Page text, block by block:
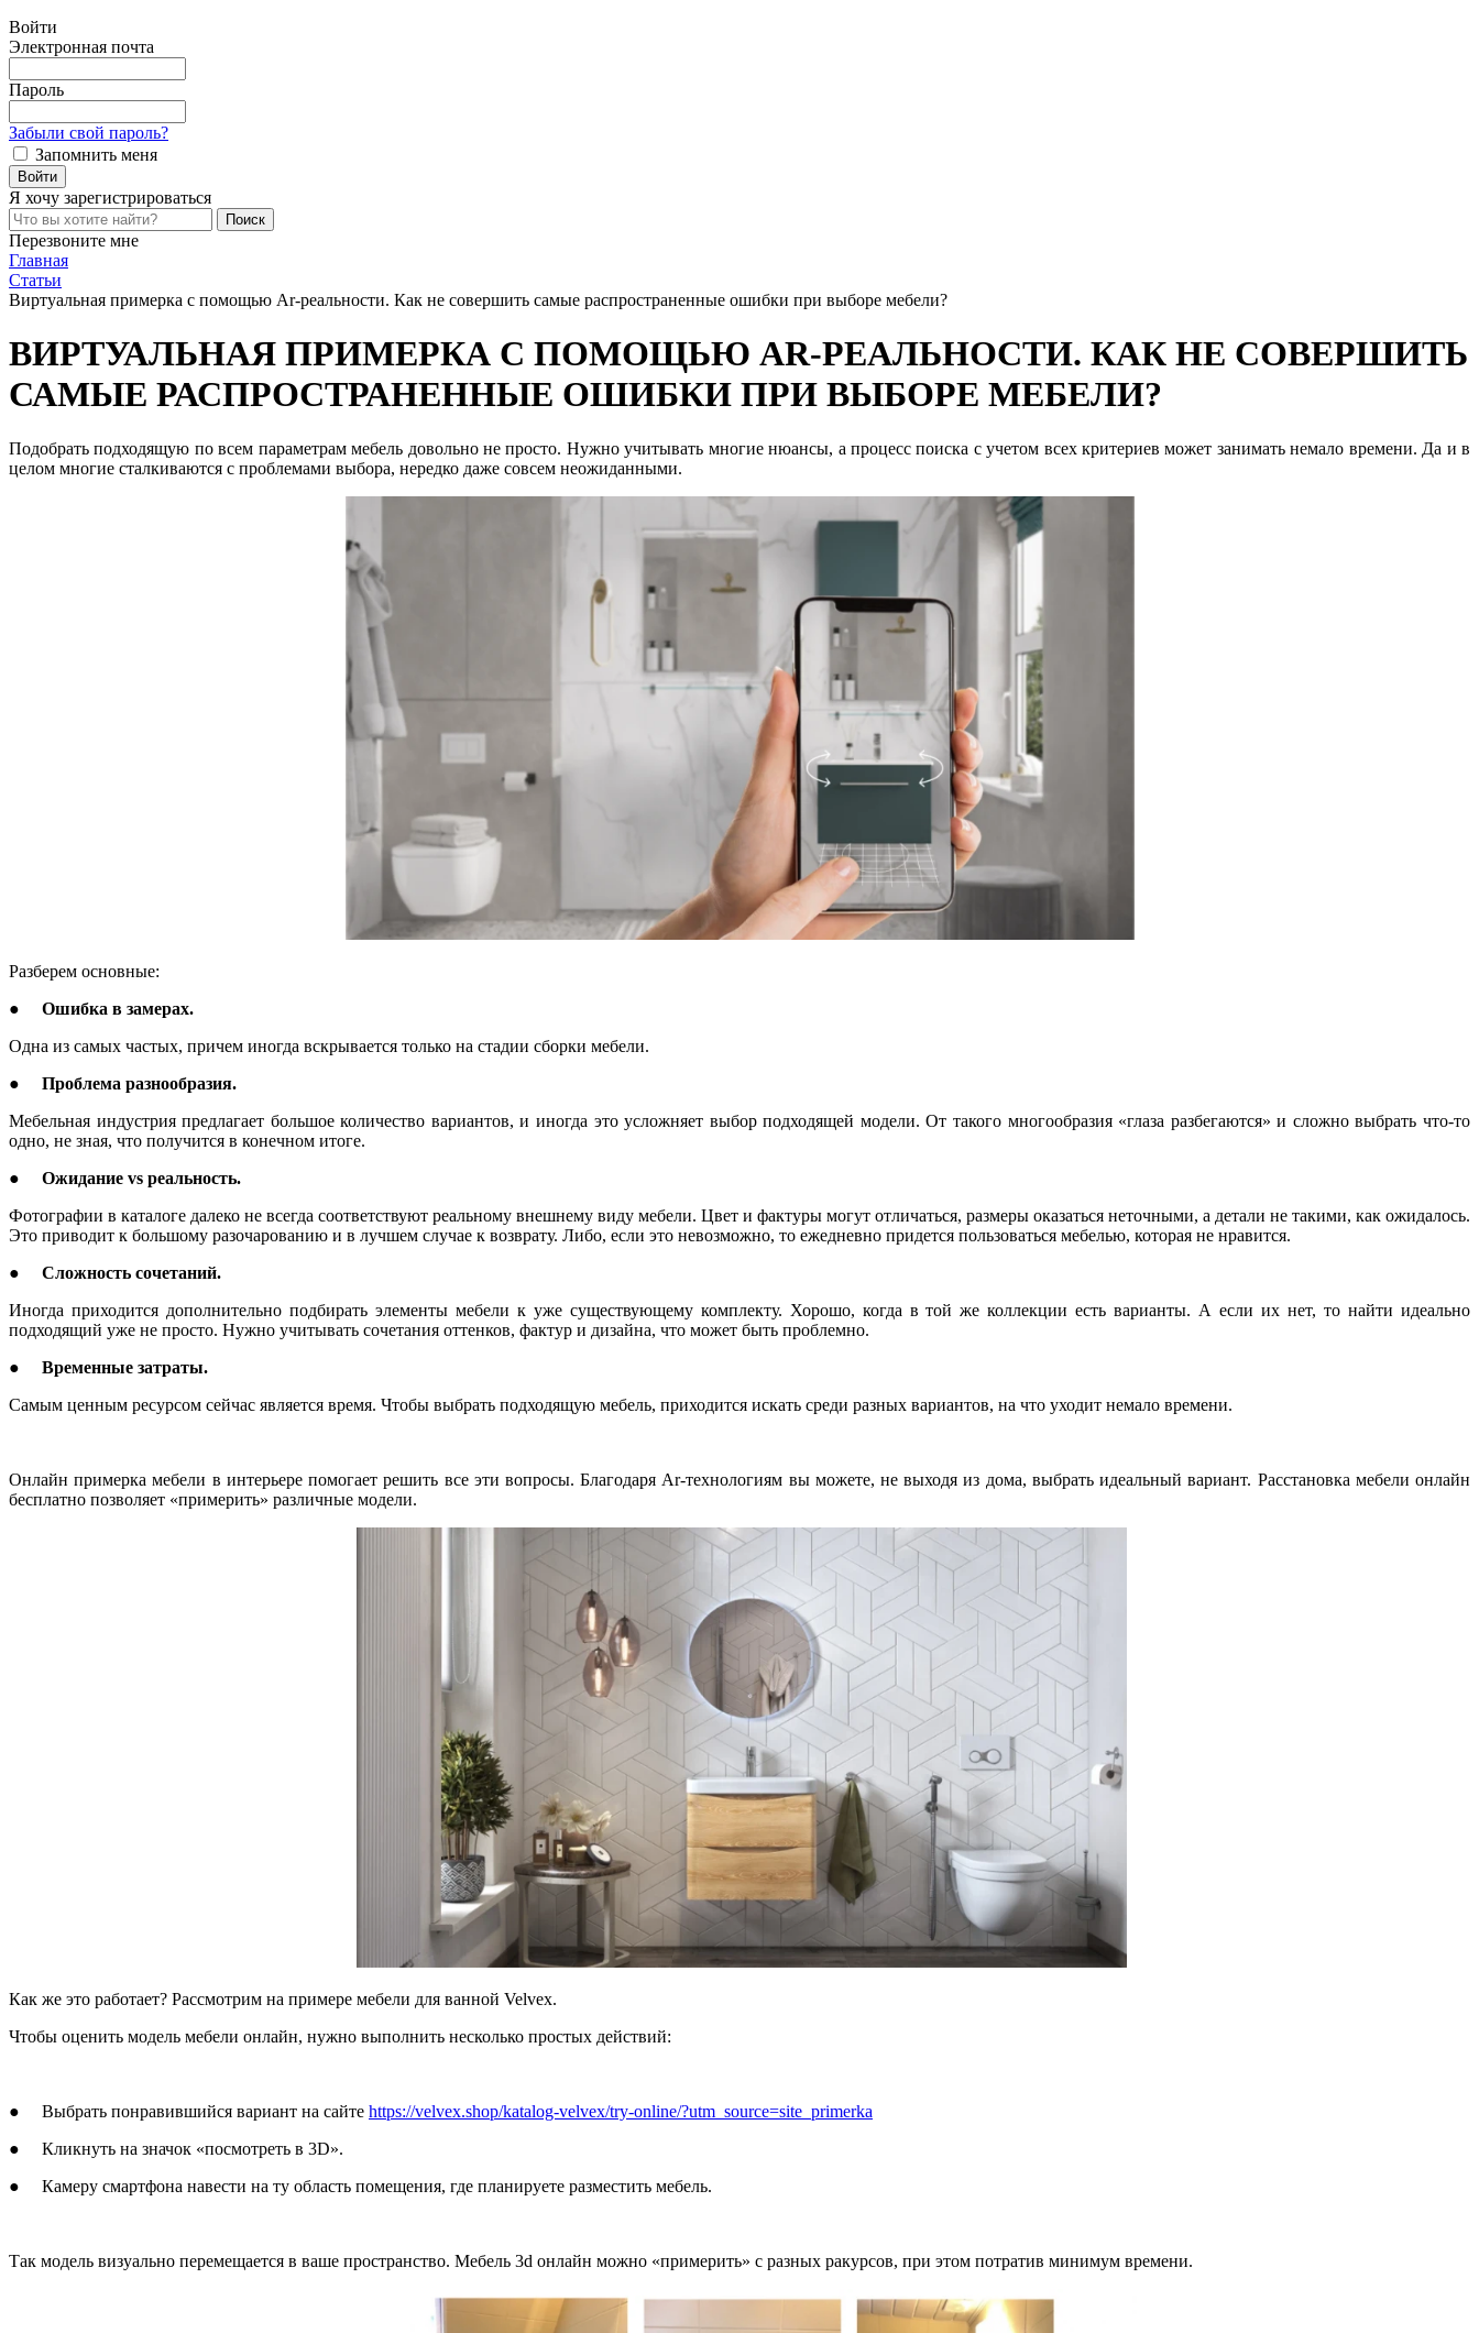
Войти
Электронная почта
Пароль
Забыли свой пароль?
Запомнить меня
Я хочу зарегистрироваться
Перезвоните мне
Главная
Статьи
Виртуальная примерка с помощью Ar-реальности. Как не совершить самые распространенные ошибки при выборе мебели?
ВИРТУАЛЬНАЯ ПРИМЕРКА С ПОМОЩЬЮ AR-РЕАЛЬНОСТИ. КАК НЕ СОВЕРШИТЬ
САМЫЕ РАСПРОСТРАНЕННЫЕ ОШИБКИ ПРИ ВЫБОРЕ МЕБЕЛИ?
Подобрать подходящую по всем параметрам мебель довольно не просто. Нужно учитывать многие нюансы, а процесс поиска с учетом всех критериев может занимать немало времени. Да и в
целом многие сталкиваются с проблемами выбора, нередко даже совсем неожиданными.
Разберем основные:
●
Ошибка в замерах.
Одна из самых частых, причем иногда вскрывается только на стадии сборки мебели.
●
Проблема разнообразия.
Мебельная индустрия предлагает большое количество вариантов, и иногда это усложняет выбор подходящей модели. От такого многообразия «глаза разбегаются» и сложно выбрать что-то
одно, не зная, что получится в конечном итоге.
● Ожидание vs реальность.
Фотографии в каталоге далеко не всегда соответствуют реальному внешнему виду мебели. Цвет и фактуры могут отличаться, размеры оказаться неточными, а детали не такими, как ожидалось.
Это приводит к большому разочарованию и в лучшем случае к возврату. Либо, если это невозможно, то ежедневно придется пользоваться мебелью, которая не нравится.
● Сложность сочетаний.
Иногда приходится дополнительно подбирать элементы мебели к уже существующему комплекту. Хорошо, когда в той же коллекции есть варианты. А если их нет, то найти идеально
подходящий уже не просто. Нужно учитывать сочетания оттенков, фактур и дизайна, что может быть проблемно.
● Временные затраты.
Самым ценным ресурсом сейчас является время. Чтобы выбрать подходящую мебель, приходится искать среди разных вариантов, на что уходит немало времени.
Онлайн примерка мебели в интерьере помогает решить все эти вопросы. Благодаря Ar-технологиям вы можете, не выходя из дома, выбрать идеальный вариант. Расстановка мебели онлайн
бесплатно позволяет «примерить» различные модели.
Как же это работает? Рассмотрим на примере мебели для ванной Velvex.
Чтобы оценить модель мебели онлайн, нужно выполнить несколько простых действий:
● Выбрать понравившийся вариант на сайте https://velvex.shop/katalog-velvex/try-online/?utm_source=site_primerka
● Кликнуть на значок «посмотреть в 3D».
● Камеру смартфона навести на ту область помещения, где планируете разместить мебель.
Так модель визуально перемещается в ваше пространство. Мебель 3d онлайн можно «примерить» с разных ракурсов, при этом потратив минимум времени.